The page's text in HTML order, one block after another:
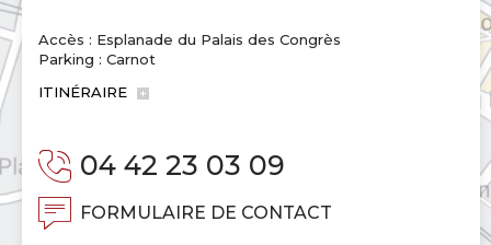
Accès : Esplanade du Palais des Congrès
Parking : Carnot
ITINÉRAIRE
04 42 23 03 09
FORMULAIRE DE CONTACT